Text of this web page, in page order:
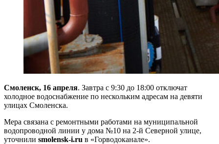
Смоленск, 16 апреля. Завтра с 9:30 до 18:00 отключат
холодное водоснабжение по нескольким адресам на девяти
улицах Смоленска.
Мера связана с ремонтными работами на муниципальной
водопроводной линии у дома №10 на 2-й Северной улице,
уточнили smolensk-i.ru в «Горводоканале».